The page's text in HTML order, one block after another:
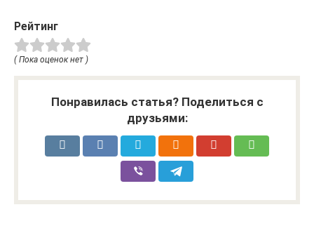
Рейтинг
( Пока оценок нет )
Понравилась статья? Поделиться с
друзьями: